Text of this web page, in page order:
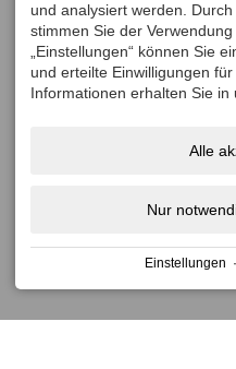
key
to
get
the
und analysiert werden.
stimmen Sie der
„Einstellungen“ können Sie
und erteilte Einwilligungen
Informationen erhalten Sie in
Alle
Nur
Einstellungen ·